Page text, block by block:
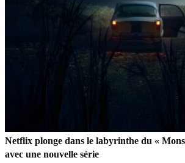
Netflix plonge dans le labyrinthe du «
avec une nouvelle série